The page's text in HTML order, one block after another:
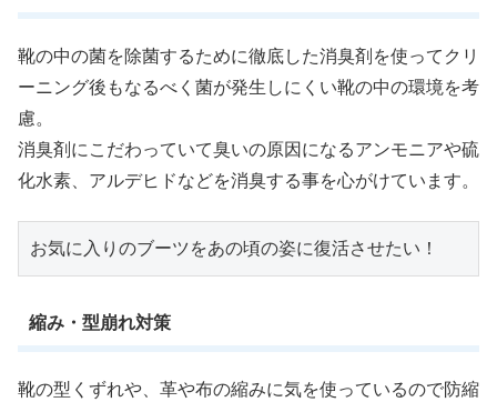
靴の中の菌を除菌するために徹底した消臭剤を使ってクリ
ーニング後もなるべく菌が発生しにくい靴の中の環境を考
慮。
消臭剤にこだわっていて臭いの原因になるアンモニアや硫
化水素、アルデヒドなどを消臭する事を心がけています。
お気に入りのブーツをあの頃の姿に復活させたい！
縮み・型崩れ対策
靴の型くずれや、革や布の縮みに気を使っているので防縮